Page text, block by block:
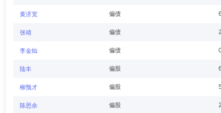
李海涛先生：长江商学院金融学教授，1969年2月出生，博士学位，于
2005年5月曾任康纳尔大学Johnson管理学院金融学助理教授；2005
学历：博士
黄磊先生：独立董事。中国人民大学经济学博士，教授。曾任山东财经
曾任教育部金融类专业教学指导委员会委员。现任山东财经大学教授委
黄济宽 偏债
张靖 偏债
李金灿 偏债
陆丰 偏股
柳预才 偏股
陈思余 偏股